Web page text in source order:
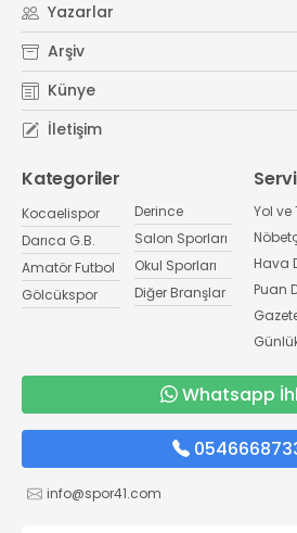
Yazarlar
Arşiv
Künye
İletişim
Kategoriler
Kocaelispor
Darıca G.B.
Amatör Futbol
Gölcükspor
Derince
Salon Sporları
Okul Sporları
Diğer Branşlar
Yol ve
Hava
Puan
Whatsapp
info@spor41.com